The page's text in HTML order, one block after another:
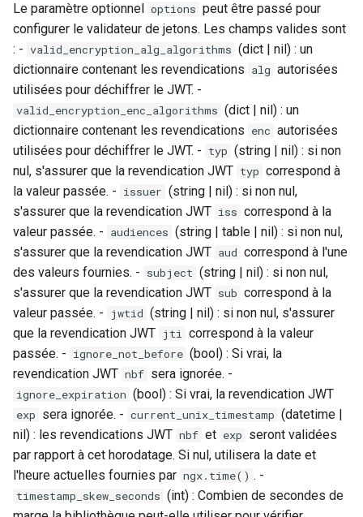
Le paramètre optionnel options peut être passé pour
configurer le validateur de jetons. Les champs valides sont
: - valid_encryption_alg_algorithms (dict | nil) : un
dictionnaire contenant les revendications alg autorisées
utilisées pour déchiffrer le JWT. -
valid_encryption_enc_algorithms (dict | nil) : un
dictionnaire contenant les revendications enc autorisées
utilisées pour déchiffrer le JWT. - typ (string | nil) : si non
nul, s'assurer que la revendication JWT typ correspond à
la valeur passée. - issuer (string | nil) : si non nul,
s'assurer que la revendication JWT iss correspond à la
valeur passée. - audiences (string | table | nil) : si non nul,
s'assurer que la revendication JWT aud correspond à l'une
des valeurs fournies. - subject (string | nil) : si non nul,
s'assurer que la revendication JWT sub correspond à la
valeur passée. -
jwtid (string | nil) : si non nul, s'assurer
que la revendication JWT jti correspond à la valeur
passée. - ignore_not_before (bool) : Si vrai, la
revendication JWT nbf sera ignorée. -
ignore_expiration (bool) : Si vrai, la revendication JWT
exp sera ignorée. - current_unix_timestamp (datetime |
nil) : les revendications JWT nbf et exp seront validées
par rapport à cet horodatage. Si nul, utilisera la date et
l'heure actuelles fournies par ngx.time() . -
timestamp_skew_seconds (int) : Combien de secondes de